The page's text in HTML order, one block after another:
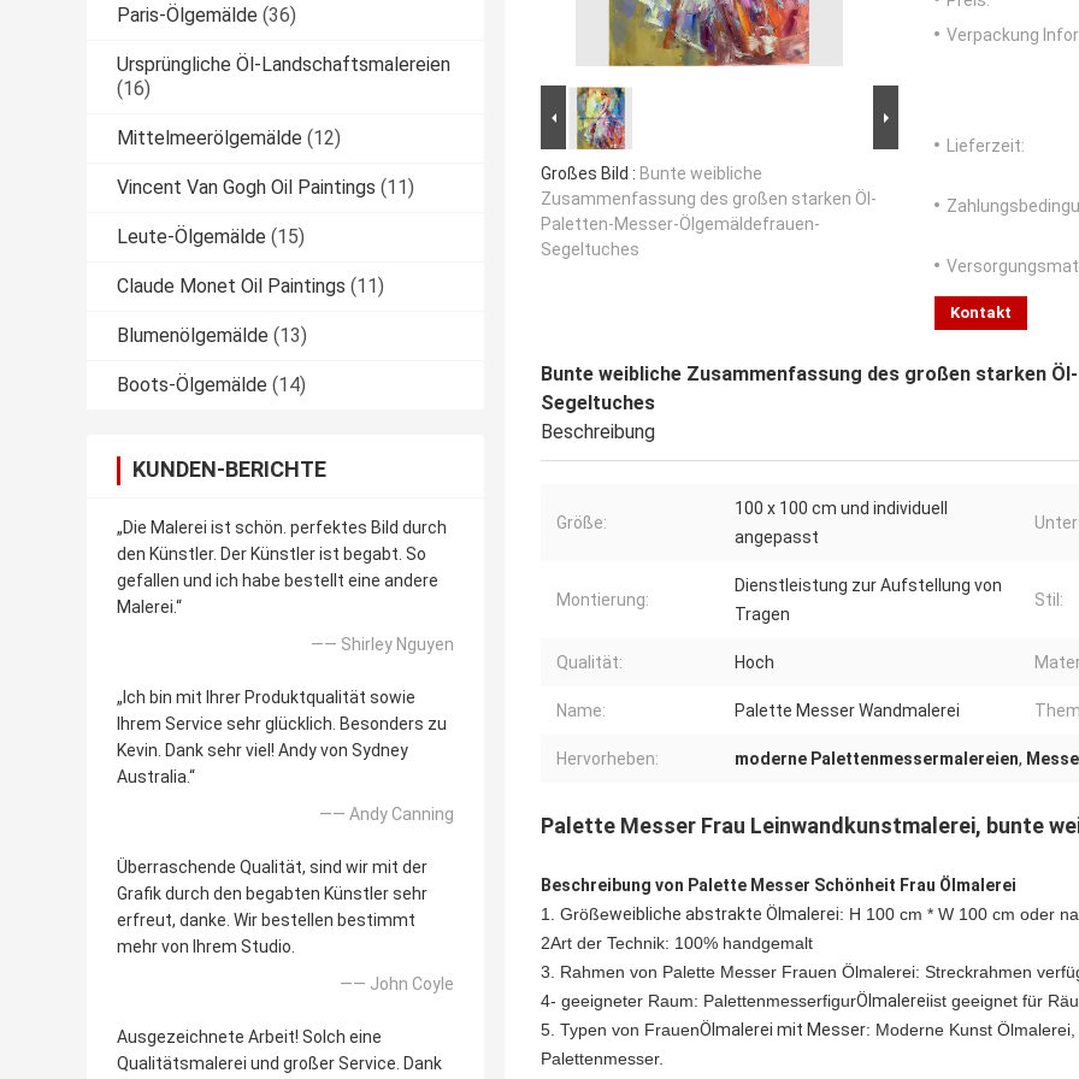
Paris-Ölgemälde (36)
Ursprüngliche Öl-Landschaftsmalereien
(16)
Mittelmeerölgemälde (12)
Vincent Van Gogh Oil Paintings (11)
Leute-Ölgemälde (15)
Claude Monet Oil Paintings (11)
Blumenölgemälde (13)
Boots-Ölgemälde (14)
KUNDEN-BERICHTE
„Die Malerei ist schön. perfektes Bild durch
den Künstler. Der Künstler ist begabt. So
gefallen und ich habe bestellt eine andere
Malerei.“
—— Shirley Nguyen
„Ich bin mit Ihrer Produktqualität sowie
Ihrem Service sehr glücklich. Besonders zu
Kevin. Dank sehr viel! Andy von Sydney
Australia.“
—— Andy Canning
Überraschende Qualität, sind wir mit der
Grafik durch den begabten Künstler sehr
erfreut, danke. Wir bestellen bestimmt
mehr von Ihrem Studio.
—— John Coyle
Ausgezeichnete Arbeit! Solch eine
Qualitätsmalerei und großer Service. Dank
Großes Bild : Bunte weibliche
Zusammenfassung des großen starken Öl-
Paletten-Messer-Ölgemäldefrauen-
Segeltuches
Verpackung
Lieferzeit:
Kontakt
Bunte weibliche Zusammenfassung des großen starken
Segeltuches
Beschreibung
Größe:
100 x 100 cm und individuell
angepasst
Montierung:
Dienstleistung zur Aufstellung von
Tragen
Stil:
Qualität: Hoch
Name: Palette Messer Wandmalerei
Hervorheben: moderne Palettenmessermalereien,
Palette Messer Frau Leinwandkunstmalerei, bunte
Beschreibung von Palette Messer Schönheit Frau Ölmalerei
1. Größeweibliche abstrakte Ölmalerei: H 100 cm * W 100 cm oder
2Art der Technik: 100% handgemalt
3. Rahmen von Palette Messer Frauen Ölmalerei: Streckrahmen
4- geeigneter Raum: PalettenmesserfigurÖlmalereiist geeignet für
5. Typen von FrauenÖlmalerei mit Messer: Moderne Kunst
Palettenmesser.